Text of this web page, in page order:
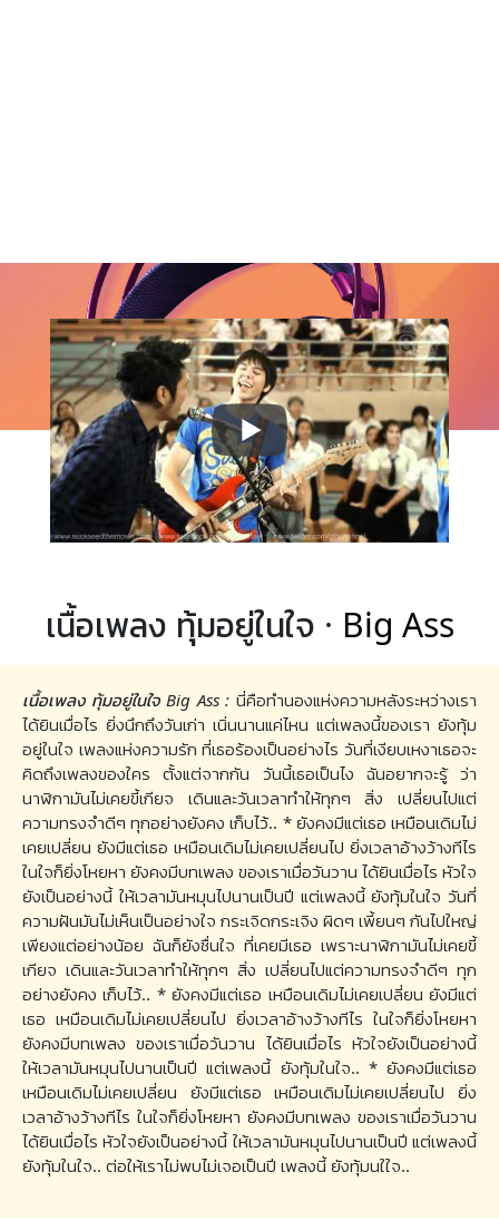
เนื้อเพลง ทุ้มอยู่ในใจ · Big Ass
เนื้อเพลง ทุ้มอยู่ในใจ Big Ass : นี่คือทำนองแห่งความหลังระหว่างเรา
ได้ยินเมื่อไร ยิ่งนึกถึงวันเก่า เนิ่นนานแค่ไหน แต่เพลงนี้ของเรา ยังทุ้ม
อยู่ในใจ เพลงแห่งความรัก ที่เธอร้องเป็นอย่างไร วันที่เงียบเหงาเธอจะ
คิดถึงเพลงของใคร ตั้งแต่จากกัน วันนี้เธอเป็นไง ฉันอยากจะรู้ ว่า
นาฬิกามันไม่เคยขี้เกียจ เดินและวันเวลาทำให้ทุกๆ สิ่ง เปลี่ยนไปแต่
ความทรงจำดีๆ ทุกอย่างยังคง เก็บไว้.. * ยังคงมีแต่เธอ เหมือนเดิมไม่
เคยเปลี่ยน ยังมีแต่เธอ เหมือนเดิมไม่เคยเปลี่ยนไป ยิ่งเวลาอ้างว้างทีไร
ในใจก็ยิ่งโหยหา ยังคงมีบทเพลง ของเราเมื่อวันวาน ได้ยินเมื่อไร หัวใจ
ยังเป็นอย่างนี้ ให้เวลามันหมุนไปนานเป็นปี แต่เพลงนี้ ยังทุ้มในใจ วันที่
ความฝันมันไม่เห็นเป็นอย่างใจ กระเจิดกระเจิง ผิดๆ เพี้ยนๆ กันไปใหญ่
เพียงแต่อย่างน้อย ฉันก็ยังชื่นใจ ที่เคยมีเธอ เพราะนาฬิกามันไม่เคยขี้
เกียจ เดินและวันเวลาทำให้ทุกๆ สิ่ง เปลี่ยนไปแต่ความทรงจำดีๆ ทุก
อย่างยังคง เก็บไว้.. * ยังคงมีแต่เธอ เหมือนเดิมไม่เคยเปลี่ยน ยังมีแต่
เธอ เหมือนเดิมไม่เคยเปลี่ยนไป ยิ่งเวลาอ้างว้างทีไร ในใจก็ยิ่งโหยหา
ยังคงมีบทเพลง ของเราเมื่อวันวาน ได้ยินเมื่อไร หัวใจยังเป็นอย่างนี้
ให้เวลามันหมุนไปนานเป็นปี แต่เพลงนี้ ยังทุ้มในใจ.. * ยังคงมีแต่เธอ
เหมือนเดิมไม่เคยเปลี่ยน ยังมีแต่เธอ เหมือนเดิมไม่เคยเปลี่ยนไป ยิ่ง
เวลาอ้างว้างทีไร ในใจก็ยิ่งโหยหา ยังคงมีบทเพลง ของเราเมื่อวันวาน
ได้ยินเมื่อไร หัวใจยังเป็นอย่างนี้ ให้เวลามันหมุนไปนานเป็นปี แต่เพลงนี้
ยังทุ้มในใจ.. ต่อให้เราไม่พบไม่เจอเป็นปี เพลงนี้ ยังทุ้มนใใจ..